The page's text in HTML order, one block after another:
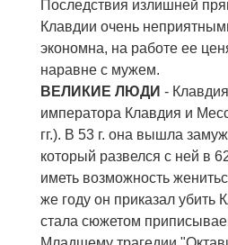
Последствия излишней
Клавдии очень
экономна, на работе ее
наравне с мужем.
ВЕЛИКИЕ ЛЮДИ -
императора Клавдия и
гг.). В 53 г. она вышла
который развелся с ней в
иметь возможность
же году он приказал убить
стала сюжетом